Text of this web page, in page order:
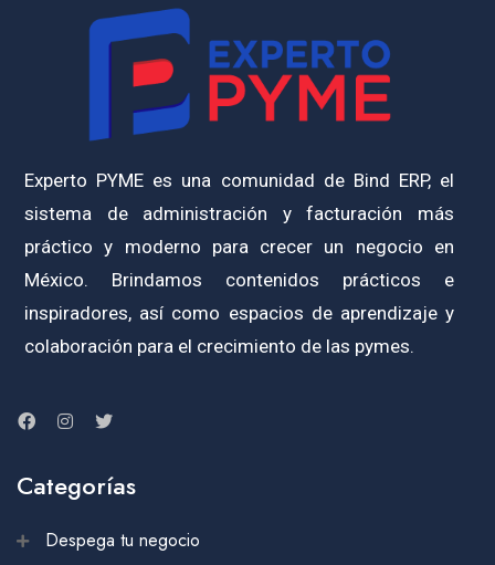
Experto PYME es una comunidad de Bind ERP, el
sistema de administración y facturación más
práctico y moderno para crecer un negocio en
México. Brindamos contenidos prácticos e
inspiradores, así como espacios de aprendizaje y
colaboración para el crecimiento de las pymes.
Categorías
Despega tu negocio